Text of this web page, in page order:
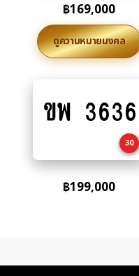
฿169,000
ดูความหมายมงคล
to
ขพ 3636
30
฿199,000